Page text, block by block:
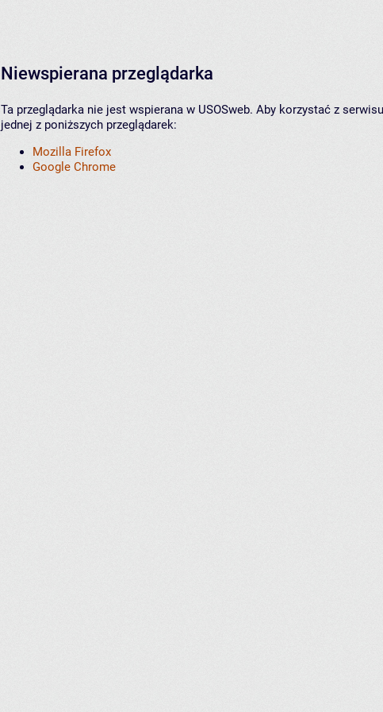
Niewspierana przeglądarka
Ta przeglądarka nie jest wspierana w USOSweb. Aby korzystać z
jednej z poniższych przeglądarek:
Mozilla Firefox
Google Chrome